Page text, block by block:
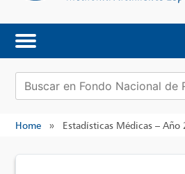
Buscar:
Home » Estadísticas Médicas – Año